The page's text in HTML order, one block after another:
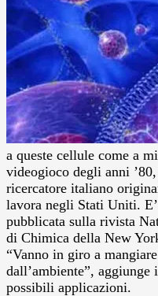
a queste cellule come a
videogioco degli anni
ricercatore italiano
lavora negli Stati Uniti.
pubblicata sulla rivista
di Chimica della New
“Vanno in giro a
dall’ambiente”,
possibili applicazioni.